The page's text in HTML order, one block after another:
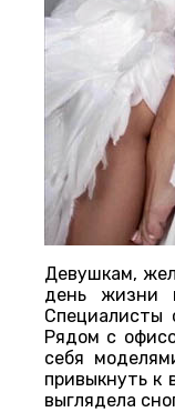
Девушкам,
день жизни
Специалисты
Рядом с
себя
привыкнуть к
выглядела